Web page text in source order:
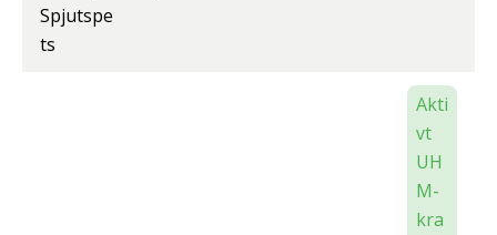
Spjutspe
ts
Akti
vt
UH
M-
kra